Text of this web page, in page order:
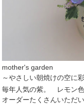
mother's garden
～やさしい朝焼けの空
毎年人気の紫。 レモン
オーダーたくさんいただい